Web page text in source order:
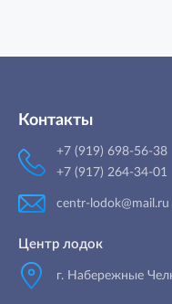
Контакты
+7 (919) 698-56-38
+7 (917) 264-34-01
centr-lodok@mail.ru
Центр лодок
г. Набережные